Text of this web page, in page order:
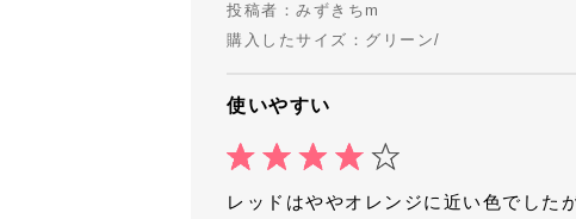
投稿者：みずきちm
購入したサイズ：グリーン/
使いやすい
レッドはややオレンジに近い色でした